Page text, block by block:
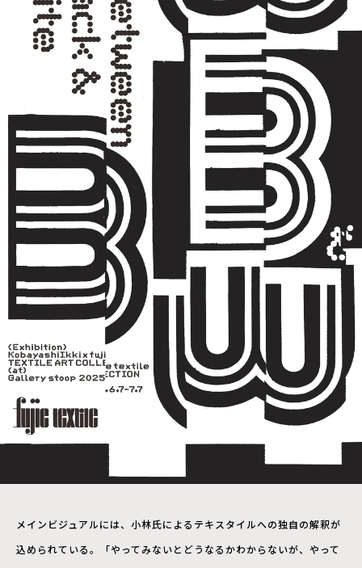
メインビジュアルには、小林氏によるテキスタイルへの独自の解釈が
込められている。「やってみないとどうなるかわからないが、やって